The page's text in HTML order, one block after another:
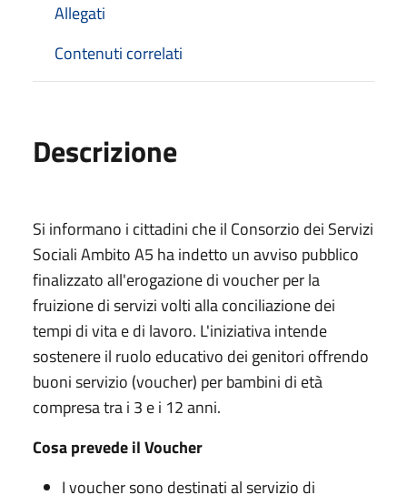
Allegati
Contenuti correlati
Descrizione
Si informano i cittadini che il Consorzio dei Servizi
Sociali Ambito A5 ha indetto un avviso pubblico
finalizzato all'erogazione di voucher per la
fruizione di servizi volti alla conciliazione dei
tempi di vita e di lavoro. L'iniziativa intende
sostenere il ruolo educativo dei genitori offrendo
buoni servizio (voucher) per bambini di età
compresa tra i 3 e i 12 anni.
Cosa prevede il Voucher
I voucher sono destinati al servizio di